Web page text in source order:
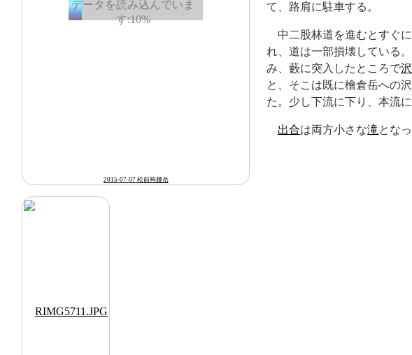
2015-07-07 松前袴腰岳
て、路肩に駐車する。
中二股林道を進むとすぐ
れ、道は一部損壊している
み、藪に突入したところで沢
と、そこは既に檜倉岳への
た。少し下流に下り、本流
出合は両方小さな滝とな